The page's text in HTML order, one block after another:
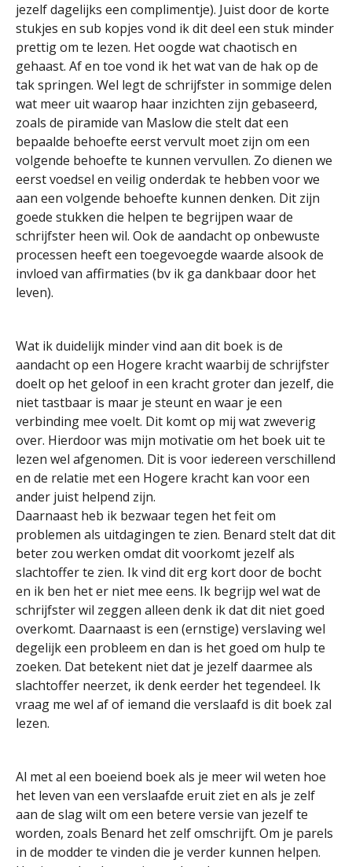
jezelf dagelijks een complimentje). Juist door de korte
stukjes en sub kopjes vond ik dit deel een stuk minder
prettig om te lezen. Het oogde wat chaotisch en
gehaast. Af en toe vond ik het wat van de hak op de
tak springen. Wel legt de schrijfster in sommige delen
wat meer uit waarop haar inzichten zijn gebaseerd,
zoals de piramide van Maslow die stelt dat een
bepaalde behoefte eerst vervult moet zijn om een
volgende behoefte te kunnen vervullen. Zo dienen we
eerst voedsel en veilig onderdak te hebben voor we
aan een volgende behoefte kunnen denken. Dit zijn
goede stukken die helpen te begrijpen waar de
schrijfster heen wil. Ook de aandacht op onbewuste
processen heeft een toegevoegde waarde alsook de
invloed van affirmaties (bv ik ga dankbaar door het
leven).
Wat ik duidelijk minder vind aan dit boek is de
aandacht op een Hogere kracht waarbij de schrijfster
doelt op het geloof in een kracht groter dan jezelf, die
niet tastbaar is maar je steunt en waar je een
verbinding mee voelt. Dit komt op mij wat zweverig
over. Hierdoor was mijn motivatie om het boek uit te
lezen wel afgenomen. Dit is voor iedereen verschillend
en de relatie met een Hogere kracht kan voor een
ander juist helpend zijn.
Daarnaast heb ik bezwaar tegen het feit om
problemen als uitdagingen te zien. Benard stelt dat dit
beter zou werken omdat dit voorkomt jezelf als
slachtoffer te zien. Ik vind dit erg kort door de bocht
en ik ben het er niet mee eens. Ik begrijp wel wat de
schrijfster wil zeggen alleen denk ik dat dit niet goed
overkomt. Daarnaast is een (ernstige) verslaving wel
degelijk een probleem en dan is het goed om hulp te
zoeken. Dat betekent niet dat je jezelf daarmee als
slachtoffer neerzet, ik denk eerder het tegendeel. Ik
vraag me wel af of iemand die verslaafd is dit boek zal
lezen.
Al met al een boeiend boek als je meer wil weten hoe
het leven van een verslaafde eruit ziet en als je zelf
aan de slag wilt om een betere versie van jezelf te
worden, zoals Benard het zelf omschrijft. Om je parels
in de modder te vinden die je verder kunnen helpen.